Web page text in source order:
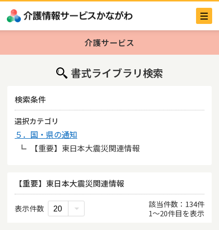
介護サービス
書式ライブラリ検索
検索条件
選択カテゴリ
５．国・県の通知
【重要】東日本大震災関連情報
【重要】東日本大震災関連情報
表示件数 1〜20件目を表示
該当件数 134件